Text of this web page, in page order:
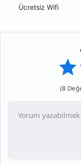
Ücretsiz Wifi
(8